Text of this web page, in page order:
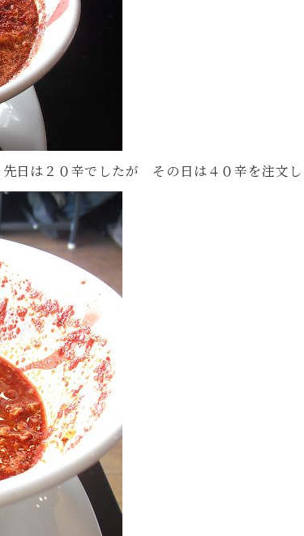
日は２０辛でしたが その日は４０辛を注文